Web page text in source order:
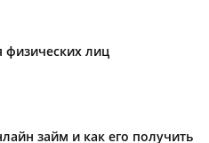
физических лиц
займ и как его получить